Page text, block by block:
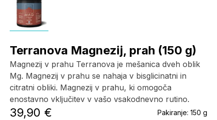
Terranova Magnezij, prah (150 g)
Magnezij v prahu Terranova je mešanica dveh oblik
Mg. Magnezij v prahu se nahaja v bisglicinatni in
citratni obliki. Magnezij v prahu, ki omogoča
enostavno vključitev v vašo vsakodnevno rutino.
39,90 € Pakiranje: 150 g